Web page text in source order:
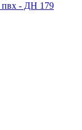
пвх - ДН 179